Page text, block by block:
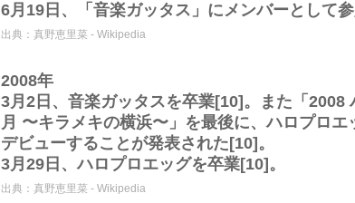
6月19日、「音楽ガッタス」にメンバーとして参
出典： 真野恵里菜 - Wikipedia
2008年
3月2日、音楽ガッタスを卒業[10]。また「2008
月 〜キラメキの横浜〜」を最後に、ハロプロ
デビューすることが発表された[10]。
3月29日、ハロプロエッグを卒業[10]。
出典： 真野恵里菜 - Wikipedia